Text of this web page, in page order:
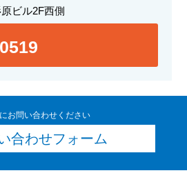
ビル2F西側
お問い合わせください
合わせフォーム